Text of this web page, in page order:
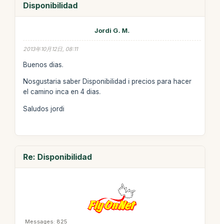
Disponibilidad
Jordi G. M.
2013年10月12日, 08:11
Buenos dias.
Nosgustaria saber Disponibilidad i precios para hacer
el camino inca en 4 dias.
Saludos jordi
Re: Disponibilidad
Messages: 825